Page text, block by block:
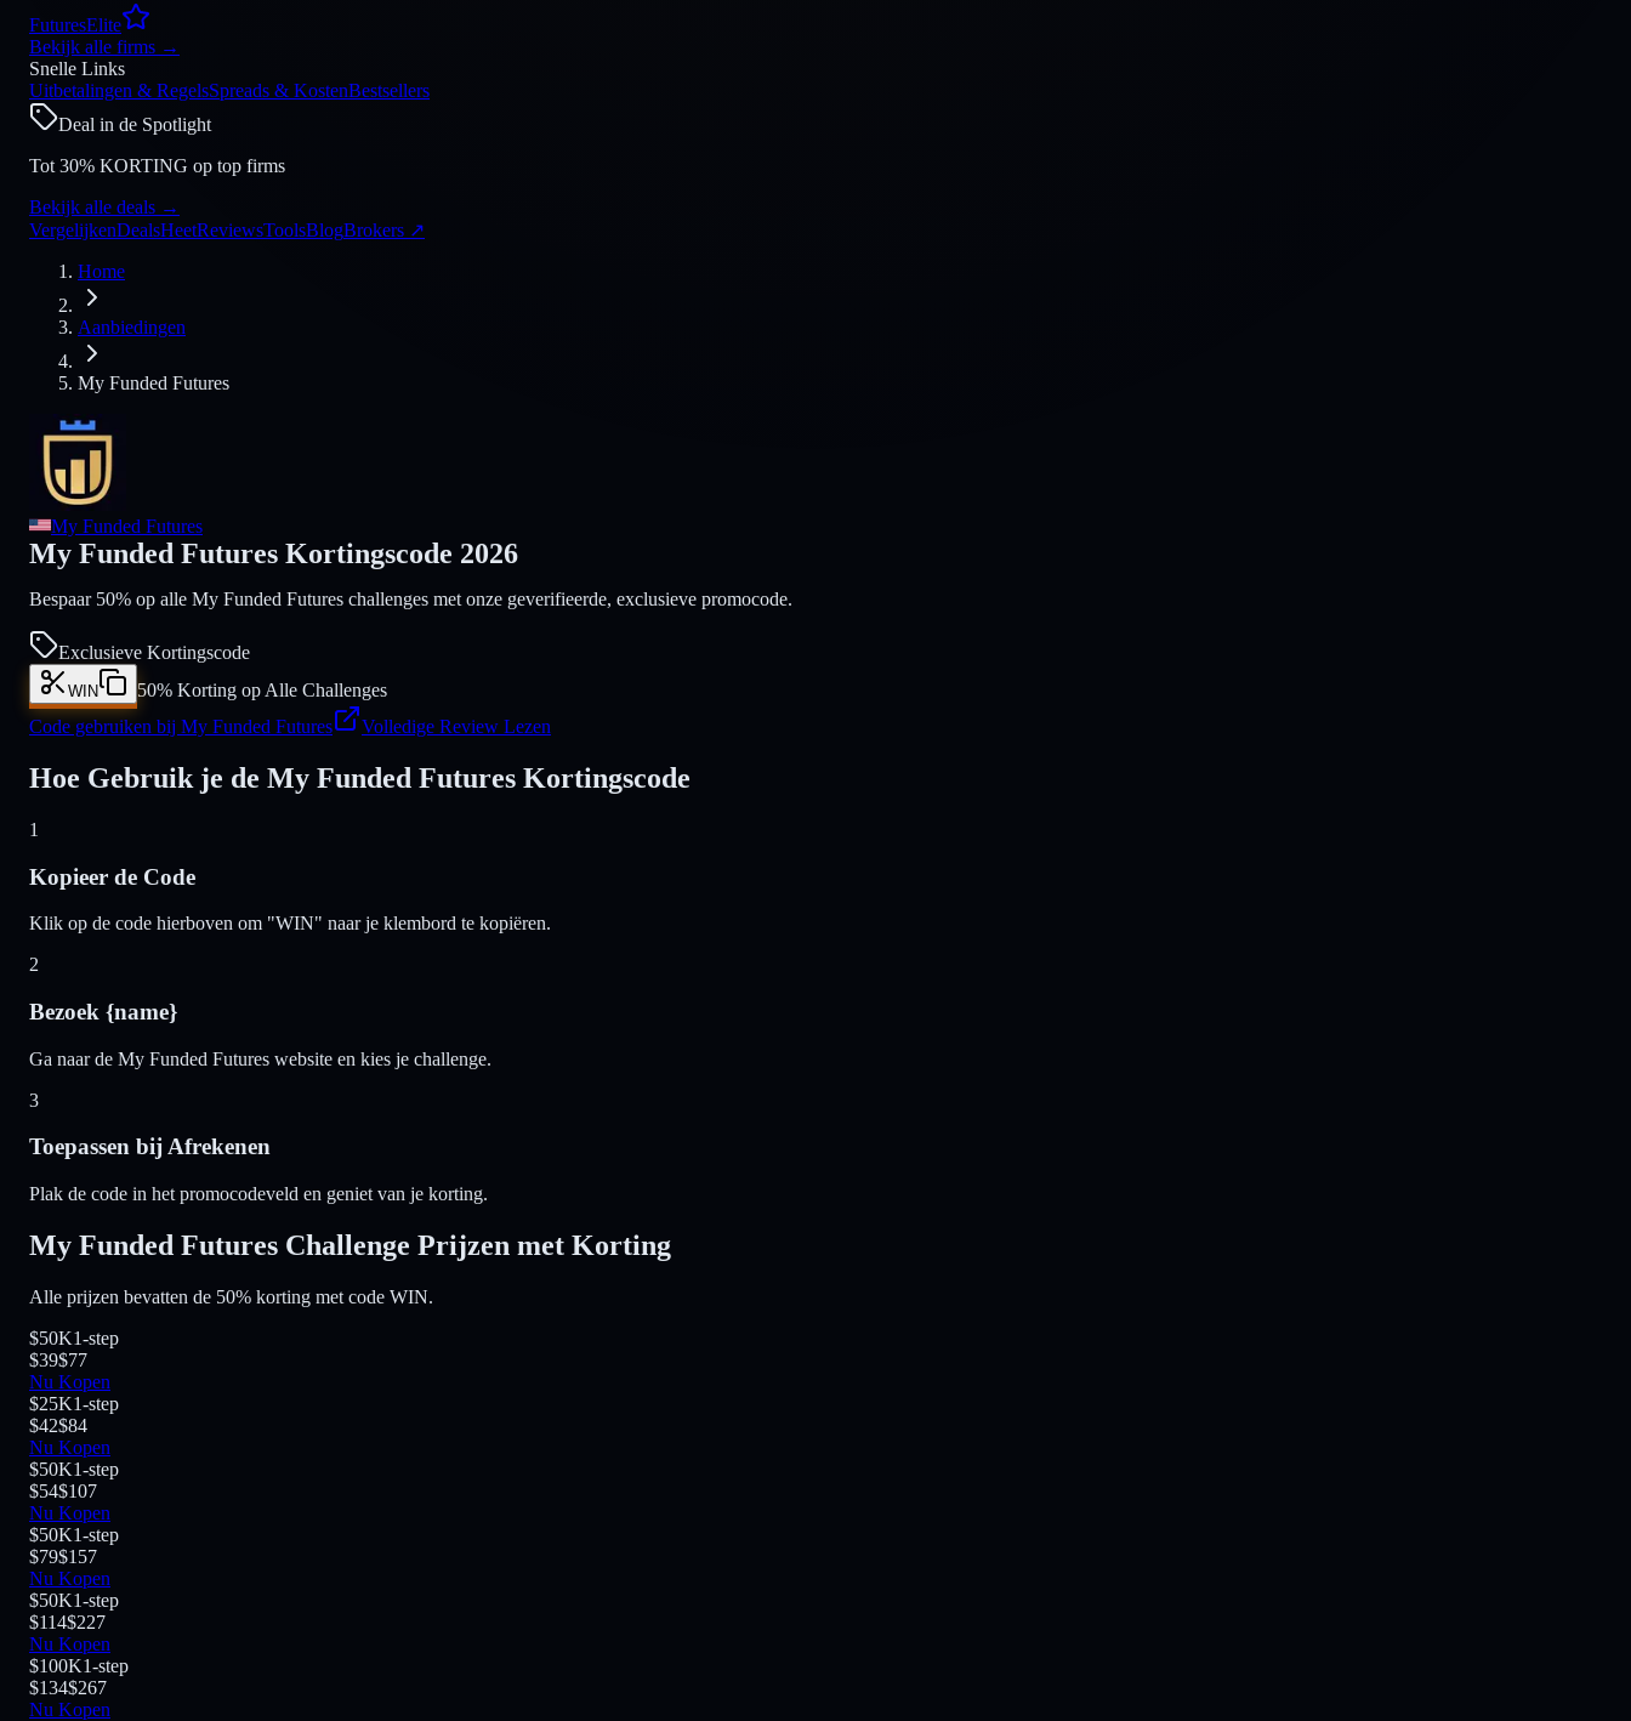
FuturesElite
Bekijk alle firms →
Snelle Links
Uitbetalingen & RegelsSpreads & KostenBestsellers
Deal in de Spotlight
Tot 30% KORTING op top firms
Bekijk alle deals →
VergelijkenDealsHeetReviewsToolsBlogBrokers ↗
Home
Aanbiedingen
My Funded Futures
My Funded Futures
My Funded Futures Kortingscode 2026
Bespaar 50% op alle My Funded Futures challenges met onze geverifieerde, exclusieve promocode.
Exclusieve Kortingscode
WIN
50% Korting op Alle Challenges
Code gebruiken bij My Funded Futures
Volledige Review Lezen
Hoe Gebruik je de My Funded Futures Kortingscode
1
Kopieer de Code
Klik op de code hierboven om "WIN" naar je klembord te kopiëren.
2
Bezoek {name}
Ga naar de My Funded Futures website en kies je challenge.
3
Toepassen bij Afrekenen
Plak de code in het promocodeveld en geniet van je korting.
My Funded Futures Challenge Prijzen met Korting
Alle prijzen bevatten de 50% korting met code WIN.
$50K1-step
$39$77
Nu Kopen
$25K1-step
$42$84
Nu Kopen
$50K1-step
$54$107
Nu Kopen
$50K1-step
$79$157
Nu Kopen
$50K1-step
$114$227
Nu Kopen
$100K1-step
$134$267
Nu Kopen